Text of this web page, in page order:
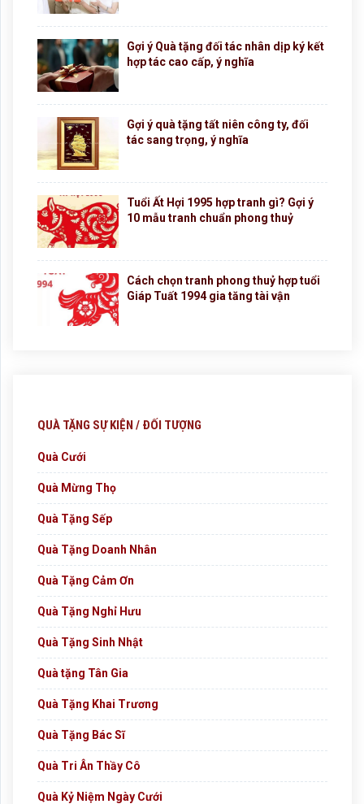
Gợi ý Quà tặng đối tác nhân dịp ký kết
hợp tác cao cấp, ý nghĩa
Gợi ý quà tặng tất niên công ty, đối
tác sang trọng, ý nghĩa
Tuổi Ất Hợi 1995 hợp tranh gì? Gợi ý
10 mẫu tranh chuẩn phong thuỷ
Cách chọn tranh phong thuỷ hợp tuổi
Giáp Tuất 1994 gia tăng tài vận
QUÀ TẶNG SỰ KIỆN / ĐỐI TƯỢNG
Quà Cưới
Quà Mừng Thọ
Quà Tặng Sếp
Quà Tặng Doanh Nhân
Quà Tặng Cảm Ơn
Quà Tặng Nghỉ Hưu
Quà Tặng Sinh Nhật
Quà tặng Tân Gia
Quà Tặng Khai Trương
Quà Tặng Bác Sĩ
Quà Tri Ân Thầy Cô
Quà Kỷ Niệm Ngày Cưới